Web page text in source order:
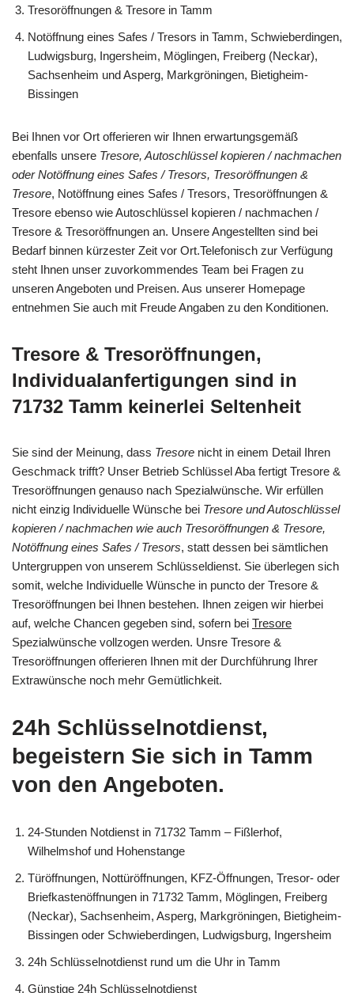
Tresoröffnungen & Tresore in Tamm
Notöffnung eines Safes / Tresors in Tamm, Schwieberdingen,
Ludwigsburg, Ingersheim, Möglingen, Freiberg (Neckar),
Sachsenheim und Asperg, Markgröningen, Bietigheim-
Bissingen
Bei Ihnen vor Ort offerieren wir Ihnen erwartungsgemäß
ebenfalls unsere Tresore, Autoschlüssel kopieren / nachmachen
oder Notöffnung eines Safes / Tresors, Tresoröffnungen &
Tresore, Notöffnung eines Safes / Tresors, Tresoröffnungen &
Tresore ebenso wie Autoschlüssel kopieren / nachmachen /
Tresore & Tresoröffnungen an. Unsere Angestellten sind bei
Bedarf binnen kürzester Zeit vor Ort.Telefonisch zur Verfügung
steht Ihnen unser zuvorkommendes Team bei Fragen zu
unseren Angeboten und Preisen. Aus unserer Homepage
entnehmen Sie auch mit Freude Angaben zu den Konditionen.
Tresore & Tresoröffnungen,
Individualanfertigungen sind in
71732 Tamm keinerlei Seltenheit
Sie sind der Meinung, dass Tresore nicht in einem Detail Ihren
Geschmack trifft? Unser Betrieb Schlüssel Aba fertigt Tresore &
Tresoröffnungen genauso nach Spezialwünsche. Wir erfüllen
nicht einzig Individuelle Wünsche bei Tresore und Autoschlüssel
kopieren / nachmachen wie auch Tresoröffnungen & Tresore,
Notöffnung eines Safes / Tresors, statt dessen bei sämtlichen
Untergruppen von unserem Schlüsseldienst. Sie überlegen sich
somit, welche Individuelle Wünsche in puncto der Tresore &
Tresoröffnungen bei Ihnen bestehen. Ihnen zeigen wir hierbei
auf, welche Chancen gegeben sind, sofern bei Tresore
Spezialwünsche vollzogen werden. Unsre Tresore &
Tresoröffnungen offerieren Ihnen mit der Durchführung Ihrer
Extrawünsche noch mehr Gemütlichkeit.
24h Schlüsselnotdienst,
begeistern Sie sich in Tamm
von den Angeboten.
24-Stunden Notdienst in 71732 Tamm – Fißlerhof,
Wilhelmshof und Hohenstange
Türöffnungen, Nottüröffnungen, KFZ-Öffnungen, Tresor- oder
Briefkastenöffnungen in 71732 Tamm, Möglingen, Freiberg
(Neckar), Sachsenheim, Asperg, Markgröningen, Bietigheim-
Bissingen oder Schwieberdingen, Ludwigsburg, Ingersheim
24h Schlüsselnotdienst rund um die Uhr in Tamm
Günstige 24h Schlüsselnotdienst